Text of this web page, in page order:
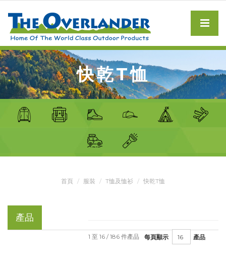
快乾T恤
首頁 服裝 T恤及恤衫 快乾T恤
產品
每頁顯示 產品
1 至 16 / 186 件產品